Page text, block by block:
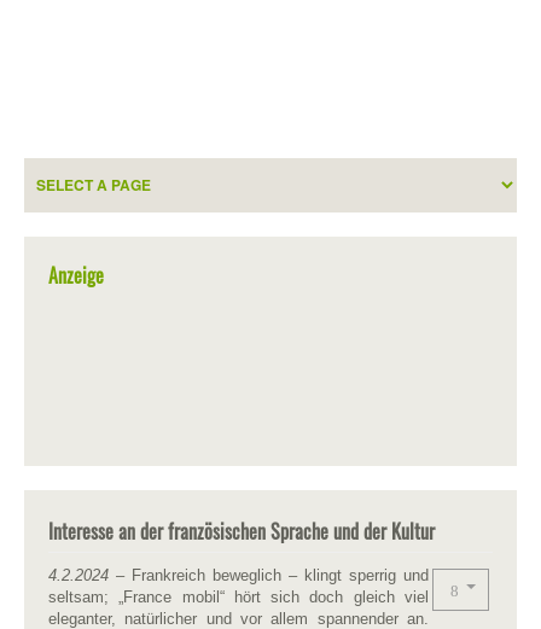
Anzeige
Interesse an der französischen Sprache und der Kultur
4.2.2024 – Frankreich beweglich – klingt sperrig und
seltsam; „France mobil“ hört sich doch gleich viel
eleganter, natürlicher und vor allem spannender an.